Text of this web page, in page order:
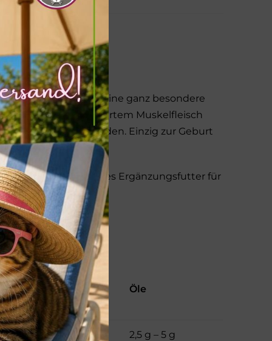
Fleischdose ist eine ganz besondere
aus schonend gegartem Muskelfleisch
gehalten werden. Einzig zur Geburt
natürliches Ergänzungsfutter für
Gemüse Öle
40 g – 70 g 2,5 g – 5 g